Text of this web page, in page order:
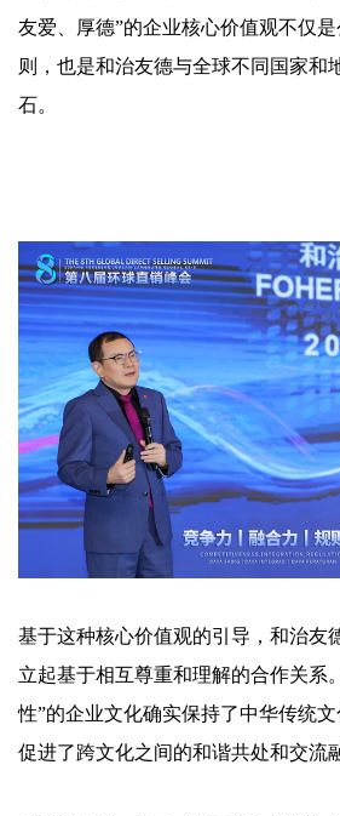
友爱、厚德”的企业核心价值观不仅
则，也是和治友德与全球不同国家和
石。
基于这种核心价值观的引导，和治友
立起基于相互尊重和理解的合作关系
性”的企业文化确实保持了中华传统
促进了跨文化之间的和谐共处和交流